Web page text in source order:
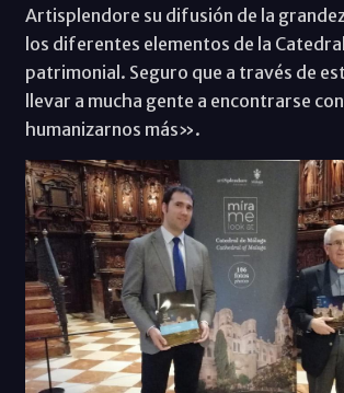
Artisplendore su difusión de la
los diferentes elementos de la
patrimonial. Seguro que a través de
llevar a mucha gente a encontrarse
humanizarnos más».